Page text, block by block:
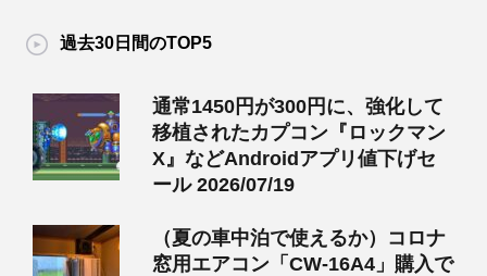
過去30日間のTOP5
通常1450円が300円に、強化して
移植されたカプコン『ロックマン
X』などAndroidアプリ値下げセ
ール 2026/07/19
（夏の車中泊で使えるか）コロナ
窓用エアコン「CW-16A4」購入で